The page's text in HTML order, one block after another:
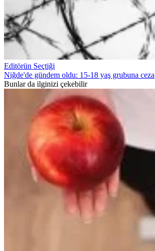
Editörün Seçtiği
Niğde'de gündem oldu: 15-18 yaş grubuna ceza
Bunlar da ilginizi çekebilir